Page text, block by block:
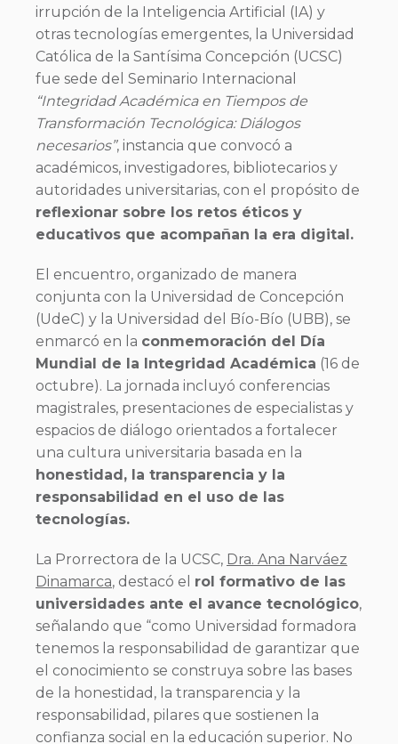
irrupción de la Inteligencia Artificial (IA) y
otras tecnologías emergentes, la Universidad
Católica de la Santísima Concepción (UCSC)
fue sede del Seminario Internacional
“Integridad Académica en Tiempos de
Transformación Tecnológica: Diálogos
necesarios”, instancia que convocó a
académicos, investigadores, bibliotecarios y
autoridades universitarias, con el propósito de
reflexionar sobre los retos éticos y
educativos que acompañan la era digital.
El encuentro, organizado de manera
conjunta con la Universidad de Concepción
(UdeC) y la Universidad del Bío-Bío (UBB), se
enmarcó en la conmemoración del Día
Mundial de la Integridad Académica (16 de
octubre). La jornada incluyó conferencias
magistrales, presentaciones de especialistas y
espacios de diálogo orientados a fortalecer
una cultura universitaria basada en la
honestidad, la transparencia y la
responsabilidad en el uso de las
tecnologías.
La Prorrectora de la UCSC, Dra. Ana Narváez
Dinamarca, destacó el rol formativo de las
universidades ante el avance tecnológico,
señalando que “como Universidad formadora
tenemos la responsabilidad de garantizar que
el conocimiento se construya sobre las bases
de la honestidad, la transparencia y la
responsabilidad, pilares que sostienen la
confianza social en la educación superior. No